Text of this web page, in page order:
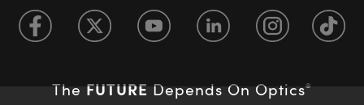
The FUTURE Depends On Optics®